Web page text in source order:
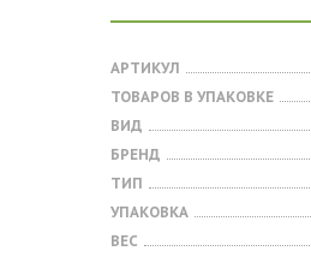
АРТИКУЛ
ТОВАРОВ В УПАКОВКЕ
ВИД
БРЕНД
ТИП
УПАКОВКА
ВЕС